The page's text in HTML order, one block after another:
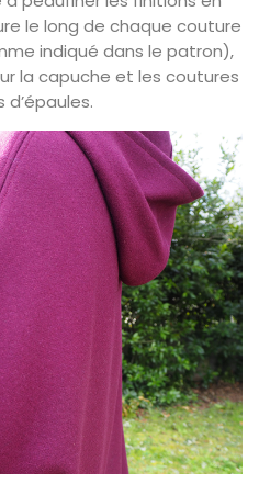
le long de chaque couture
indiqué dans le patron),
la capuche et les coutures